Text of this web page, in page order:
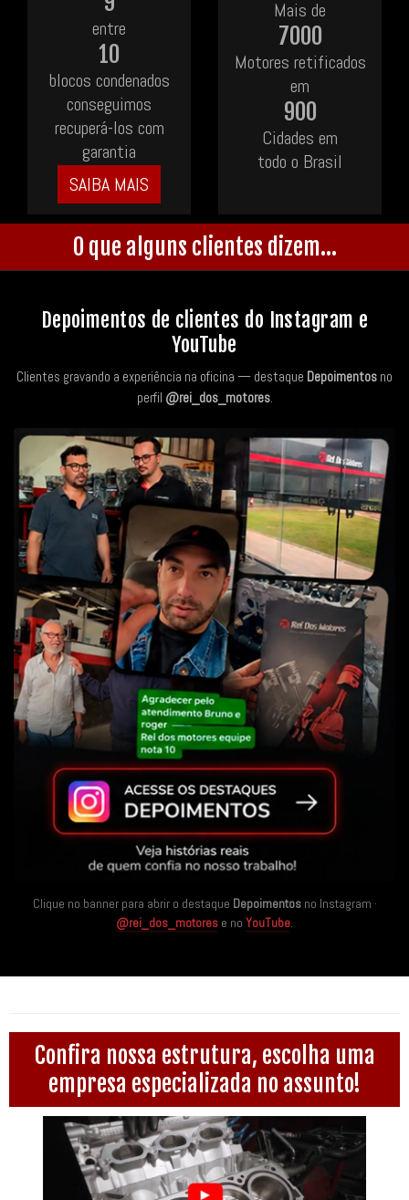
entre
10
blocos condenados
conseguimos
recuperá-los com
garantia
SAIBA MAIS
Mais de
7000
Motores retificados
em
900
Cidades em
todo o Brasil
O que alguns clientes dizem...
Depoimentos de clientes do Instagram e
YouTube
Clientes gravando a experiência na oficina — destaque Depoimentos no
perfil @rei_dos_motores.
Clique no banner para abrir o destaque Depoimentosno Instagram ·
@rei_dos_motores e no YouTube.
Confira nossa estrutura, escolha uma
empresa especializada no assunto!